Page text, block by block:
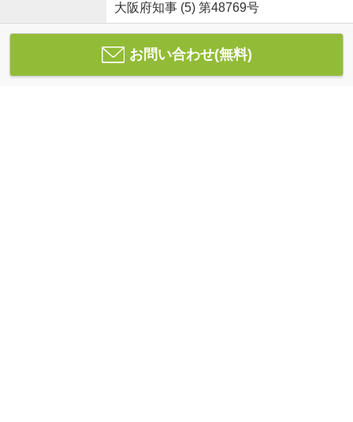
大阪府知事 (5) 第48769号
お問い合わせ(無料)